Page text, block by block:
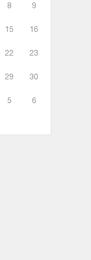
8 9
15 16
22 23
29 30
5 6